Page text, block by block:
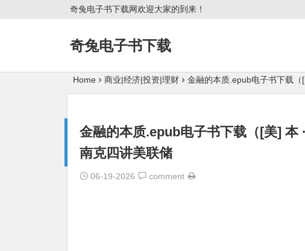
奇兔电子书下载网欢迎大家的到来！
奇兔电子书下载
Home 商业|经济|投资|理财 金融的本质.epub电子书下载
金融的本质.epub电子书下载（[美] 本
南克四讲美联储
06-19-2026 comment